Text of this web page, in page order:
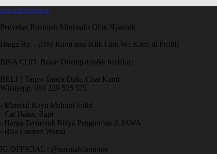
amanahfurniture
Penyekat Ruangan Minimalis Obat Nyamuk
Harga Rp. - (DM Kami atau Klik Link Wa Kami di Profil)
BISA COD, Bayar Ditempat (s&k berlaku)
BELI ? Tanya Tanya Dulu, Chat Kami :
Whatsapp. 081 229 525 525
- Material Kayu Mahoni Solid
- Cat Halus, Rapi
- Harga Termasuk Biaya Pengiriman P. JAWA
- Bisa Custom Warna
IG OFFICIAL : @amanahfurniture